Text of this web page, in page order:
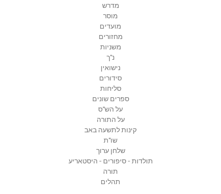
מדרש
מוסר
מועדים
מחזורים
משניות
נ"ך
נישואין
סידורים
סליחות
ספרים שונים
על הש"ס
על התורה
קינות לתשעה באב
שו"ת
שלחן ערוך
תולדות - סיפורים - היסטאריע
תורה
תהלים